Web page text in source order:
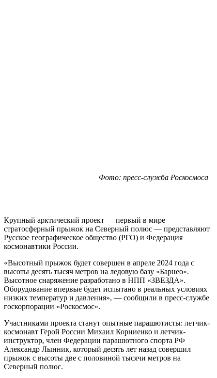
Фото: пресс-служба Роскосмоса
Крупный арктический проект — первый в мире
стратосферный прыжок на Северный полюс — представляют
Русское географическое общество (РГО) и Федерация
космонавтики России.
«Высотный прыжок будет совершен в апреле 2024 года с
высоты десять тысяч метров на ледовую базу «Барнео».
Высотное снаряжение разработано в НПП «ЗВЕЗДА».
Оборудование впервые будет испытано в реальных условиях
низких температур и давления», — сообщили в пресс-службе
госкорпорации «Роскосмос».
Участниками проекта станут опытные парашютисты: летчик-
космонавт Герой России Михаил Корниенко и летчик-
инструктор, член Федерации парашютного спорта РФ
Александр Лынник, который десять лет назад совершил
прыжок с высоты две с половиной тысячи метров на
Северный полюс.